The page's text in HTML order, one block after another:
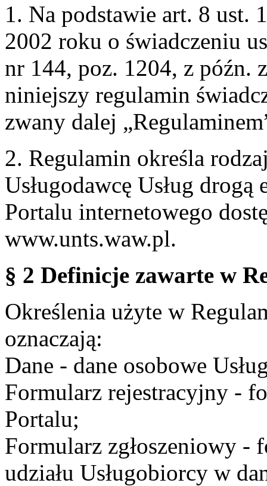
1. Na podstawie art. 8 ust.
2002 roku o świadczeniu
nr 144, poz. 1204, z późn.
niniejszy regulamin
zwany dalej
2. Regulamin określa
Usługodawcę Usług
Portalu internetowego
www.unts.waw.pl.
§ 2 Definicje zawarte w
Określenia użyte w
oznaczają:
Dane - dane osobowe
Formularz rejestracyjny -
Portalu;
Formularz zgłoszeniowy -
udziału Usługobiorcy w